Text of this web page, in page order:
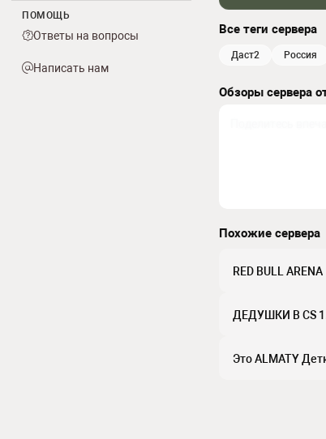
ПОМОЩЬ
Ответы на вопросы
Написать нам
Все теги сервера
даст2 россия
Обзоры сервера
Похожие сервера
RED BULL ARENA
ДЕДУШКИ В CS
Это ALMATY